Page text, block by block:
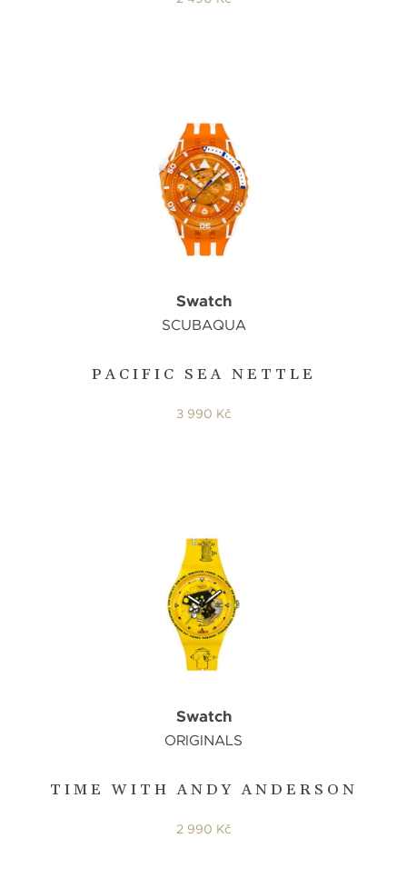
PACIFIC SEA NETTLE
Swatch
SCUBAQUA
3 990 Kč
TIME WITH ANDY ANDERSON
Swatch
ORIGINALS
2 990 Kč